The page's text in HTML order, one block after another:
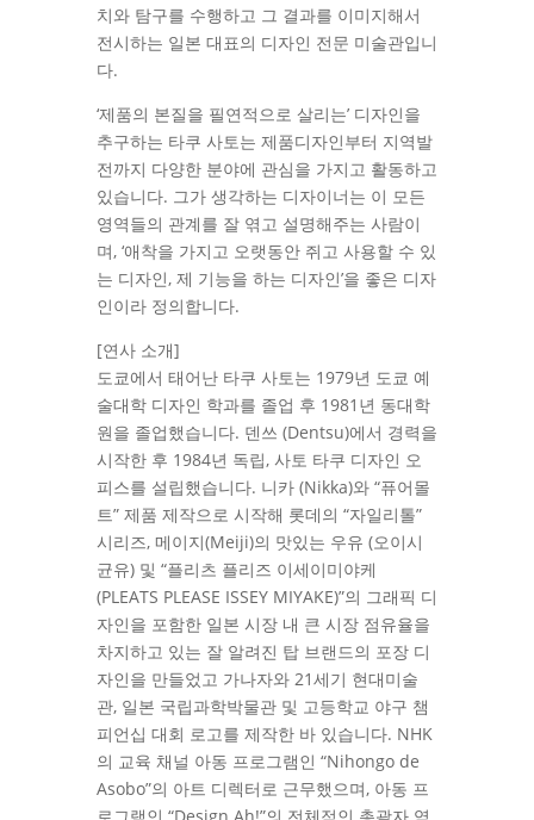
치와 탐구를 수행하고 그 결과를 이미지해서
전시하는 일본 대표의 디자인 전문 미술관입니
다.
‘제품의 본질을 필연적으로 살리는’ 디자인을
추구하는 타쿠 사토는 제품디자인부터 지역발
전까지 다양한 분야에 관심을 가지고 활동하고
있습니다. 그가 생각하는 디자이너는 이 모든
영역들의 관계를 잘 엮고 설명해주는 사람이
며, ‘애착을 가지고 오랫동안 쥐고 사용할 수 있
는 디자인, 제 기능을 하는 디자인’을 좋은 디자
인이라 정의합니다.
[연사 소개]
도쿄에서 태어난 타쿠 사토는 1979년 도쿄 예
술대학 디자인 학과를 졸업 후 1981년 동대학
원을 졸업했습니다. 덴쓰 (Dentsu)에서 경력을
시작한 후 1984년 독립, 사토 타쿠 디자인 오
피스를 설립했습니다. 니카 (Nikka)와 “퓨어몰
트” 제품 제작으로 시작해 롯데의 “자일리톨”
시리즈, 메이지(Meiji)의 맛있는 우유 (오이시
균유) 및 “플리츠 플리즈 이세이미야케
(PLEATS PLEASE ISSEY MIYAKE)”의 그래픽 디
자인을 포함한 일본 시장 내 큰 시장 점유율을
차지하고 있는 잘 알려진 탑 브랜드의 포장 디
자인을 만들었고 가나자와 21세기 현대미술
관, 일본 국립과학박물관 및 고등학교 야구 챔
피언십 대회 로고를 제작한 바 있습니다. NHK
의 교육 채널 아동 프로그램인 “Nihongo de
Asobo”의 아트 디렉터로 근무했으며, 아동 프